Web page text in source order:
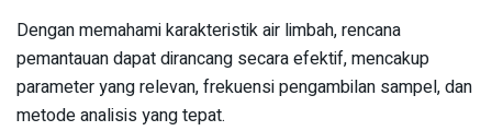
Dengan memahami karakteristik air limbah, rencana
pemantauan dapat dirancang secara efektif, mencakup
parameter yang relevan, frekuensi pengambilan sampel, dan
metode analisis yang tepat.